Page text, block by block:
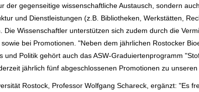
der gegenseitige wissenschaftliche Austausch, sondern
und Dienstleistungen (z.B. Bibliotheken, Werkstätten,
Die Wissenschaftler unterstützen sich zudem durch die
bei Promotionen. "Neben dem jährlichen Rostocker
und Politik gehört auch das ASW-Graduiertenprogramm
jährlich fünf abgeschlossenen Promotionen zu
Rostock, Professor Wolfgang Schareck, ergänzt: "Es